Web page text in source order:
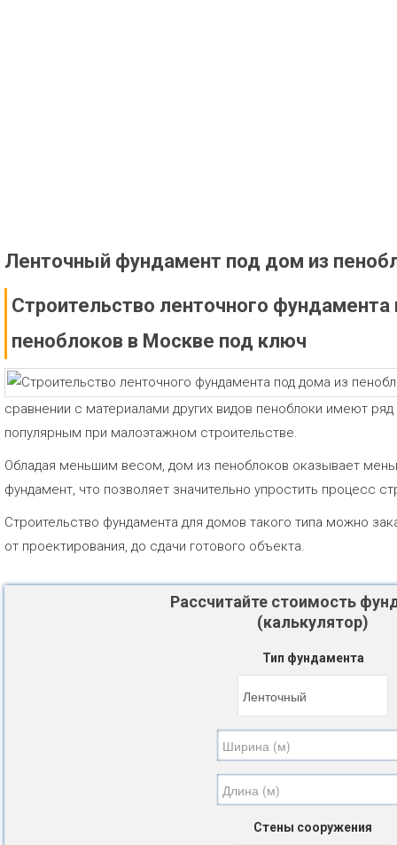
Ленточный фундамент под дом из
Строительство ленточного
пеноблоков в Москве под ключ
сравнении с материалами других видов пеноблоки имеют
популярным при малоэтажном строительстве.
Обладая меньшим весом, дом из пеноблоков оказывает
фундамент, что позволяет значительно упростить процесс
Строительство фундамента для домов такого типа можно
от проектирования, до сдачи готового объекта.
Рассчитайте стоимость
(калькулятор)
Тип фундамента
Стены сооружения